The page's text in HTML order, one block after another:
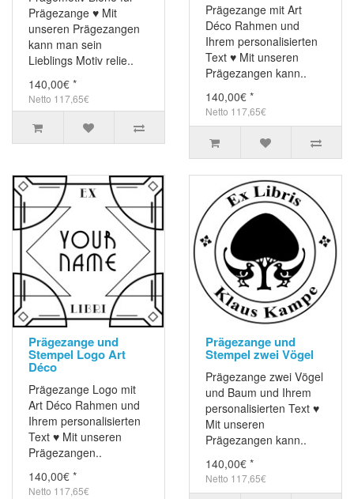
Prägezange ♥ Mit
unseren Prägezangen
kann man sein
Lieblings Motiv relie..
140,00€ *
Netto 117,65€
Prägezange mit Art
Déco Rahmen und
Ihrem personalisierten
Text ♥ Mit unseren
Prägezangen kann..
140,00€ *
Netto 117,65€
Prägezange und
Stempel Logo Art
Déco
Prägezange Logo mit
Art Déco Rahmen und
Ihrem personalisierten
Text ♥ Mit unseren
Prägezangen..
140,00€ *
Netto 117,65€
Prägezange und
Stempel zwei Vögel
Prägezange zwei Vögel
und Baum und Ihrem
personalisierten Text ♥
Mit unseren
Prägezangen kann..
140,00€ *
Netto 117,65€